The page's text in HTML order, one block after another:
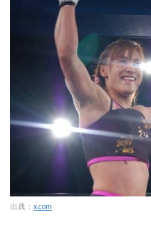
出典： x.com